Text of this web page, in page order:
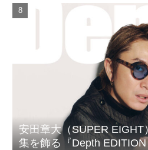
安田章大（SUPER EIGHT
集を飾る『Depth